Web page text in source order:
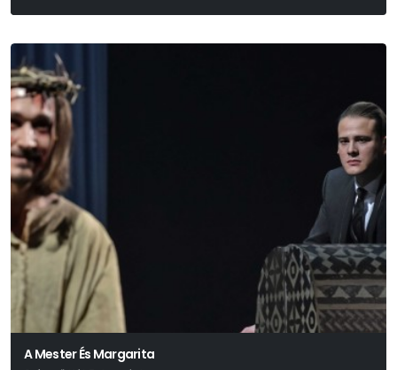
A Mester És Margarita